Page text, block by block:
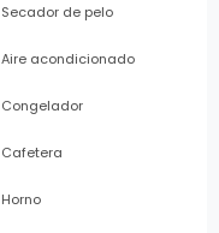
Secador de pelo
Aire acondicionado
Congelador
Cafetera
Horno